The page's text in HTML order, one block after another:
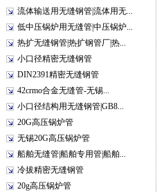
流体输送用无缝钢管|流体用无...
低中压锅炉用无缝管|中压锅炉...
热扩无缝钢管|热扩钢管厂|热...
小口径精密无缝钢管
DIN2391精密无缝钢管
42crmo合金无缝管-无锡...
小口径结构用无缝钢管|GB8...
20G高压锅炉管
无锡20G高压锅炉管
船舶无缝管|船舶专用管|船舶...
冷拔精密无缝钢管
20g高压锅炉管